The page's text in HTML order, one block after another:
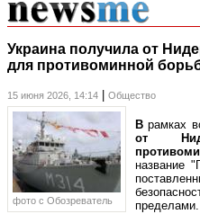
Украина получила от
для противоминной
15 июня 2026, 14:14 Общество
фото c Обозреватель
Врамках
от
название
пределами.